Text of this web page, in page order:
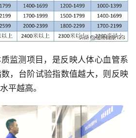
质监测项目，是反映人体心血管系
，台阶试验指数值越大，则反映
平越高。